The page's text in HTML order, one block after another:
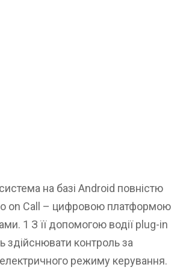
на базі Android повністю
on Call – цифровою платформою
1 З її допомогою водії plug-in
здійснювати контроль за
режиму керування.